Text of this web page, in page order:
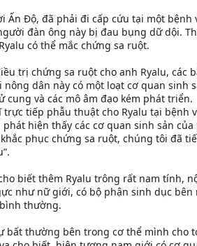
Ấn Độ, đã phải đi cấp cứu tại một
đàn ông này bị đau bụng dữ dội.
có thể mắc chứng sa ruột.
trị chứng sa ruột cho anh Ryalu, các
dân này có một loạt cơ quan sinh
và các mô âm đạo kém phát triển.
trực tiếp phẫu thuật cho Ryalu tại bệnh
hiện thấy các cơ quan sinh sản
phục chứng sa ruột, chúng tôi đã
biết thêm Ryalu trông rất nam tính,
như nữ giới, có bộ phận sinh dục bên
thường.
bất thường bên trong cơ thể mình cho